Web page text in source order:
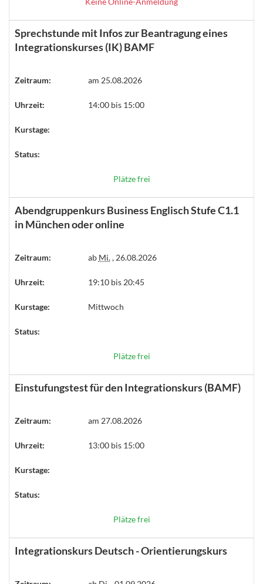
Sprechstunde mit Infos zur Beantragung eines
Integrationskurses (IK) BAMF
Zeitraum: am 25.08.2026
Uhrzeit: 14:00 bis 15:00
Kurstage:
Status:
Plätze frei
Abendgruppenkurs Business Englisch Stufe C1.1
in München oder online
Zeitraum: ab Mi., 26.08.2026
Uhrzeit: 19:10 bis 20:45
Kurstage: Mittwoch
Status:
Plätze frei
Einstufungstest für den Integrationskurs (BAMF)
Zeitraum: am 27.08.2026
Uhrzeit: 13:00 bis 15:00
Kurstage:
Status:
Plätze frei
Integrationskurs Deutsch - Orientierungskurs